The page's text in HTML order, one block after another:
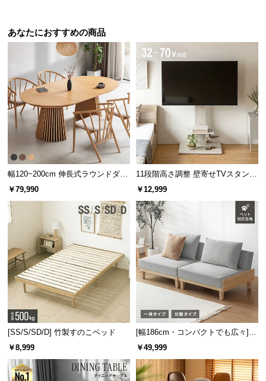
あなたにおすすめの商品
幅120~200cm 伸長式ラウンドダイ
ニングテーブル 6人掛け 天然木突
板 美しい格子デザイン
￥79,990
11段階高さ調整 壁寄せTVスタンド
キャスター付き 上下左右角度調節
￥12,999
[SS/S/SD/D] 竹製すのこベッド
￥8,999
[幅186cm・コンパクトでも広々] 3
人掛けソファベッド リクライニン
￥49,999